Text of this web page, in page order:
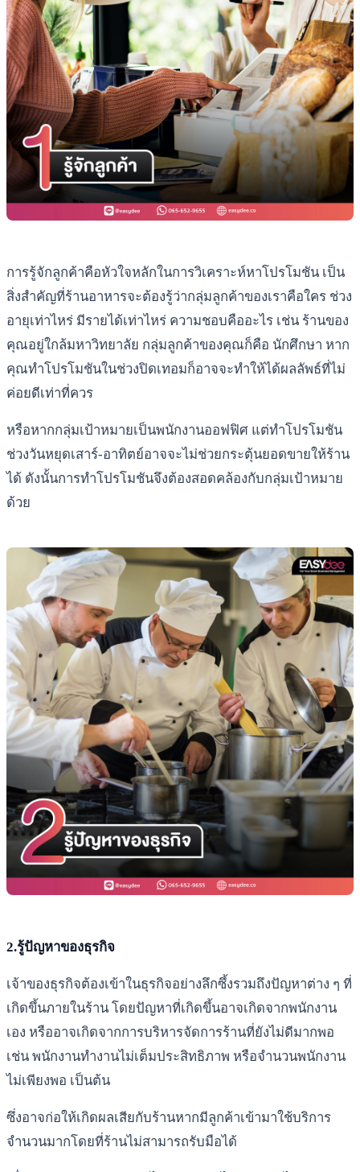
การรู้จักลูกค้าคือหัวใจหลักในการวิเคราะห์หาโปรโมชัน เป็น
สิ่งสำคัญที่ร้านอาหารจะต้องรู้ว่ากลุ่มลูกค้าของเราคือใคร ช่วง
อายุเท่าไหร่ มีรายได้เท่าไหร่ ความชอบคืออะไร เช่น ร้านของ
คุณอยู่ใกล้มหาวิทยาลัย กลุ่มลูกค้าของคุณก็คือ นักศึกษา หาก
คุณทำโปรโมชันในช่วงปิดเทอมก็อาจจะทำให้ได้ผลลัพธ์ที่ไม่
ค่อยดีเท่าที่ควร
หรือหากกลุ่มเป้าหมายเป็นพนักงานออฟฟิศ แต่ทำโปรโมชัน
ช่วงวันหยุดเสาร์-อาทิตย์อาจจะไม่ช่วยกระตุ้นยอดขายให้ร้าน
ได้ ดังนั้นการทำโปรโมชันจึงต้องสอดคล้องกับกลุ่มเป้าหมาย
ด้วย
2.รู้ปัญหาของธุรกิจ
เจ้าของธุรกิจต้องเข้าในธุรกิจอย่างลึกซึ้งรวมถึงปัญหาต่าง ๆ ที่
เกิดขึ้นภายในร้าน โดยปัญหาที่เกิดขึ้นอาจเกิดจากพนักงาน
เอง หรืออาจเกิดจากการบริหารจัดการร้านที่ยังไม่ดีมากพอ
เช่น พนักงานทำงานไม่เต็มประสิทธิภาพ หรือจำนวนพนักงาน
ไม่เพียงพอ เป็นต้น
ซึ่งอาจก่อให้เกิดผลเสียกับร้านหากมีลูกค้าเข้ามาใช้บริการ
จำนวนมากโดยที่ร้านไม่สามารถรับมือได้